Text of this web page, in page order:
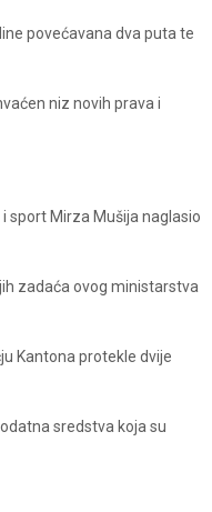
povećavana dva puta te
niz novih prava i
sport Mirza Mušija naglasio
zadaća ovog ministarstva
Kantona protekle dvije
sredstva koja su